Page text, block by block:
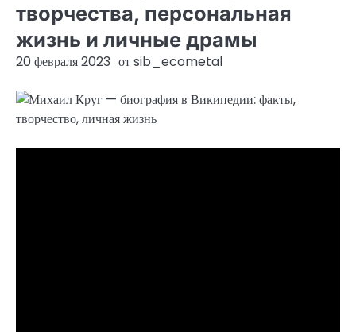
творчества, персональная
жизнь и личные драмы
20 февраля 2023 отsib_ecometal